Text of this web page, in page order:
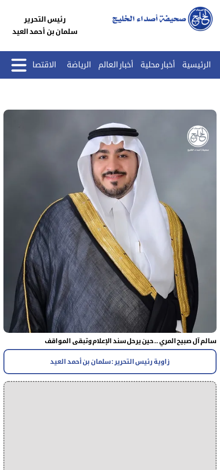
رئيس التحرير
سلمان بن أحمد العيد
الرئيسية أخبار محلية أخبار العالم الرياضة الاقتصاد
سالم آل صبيح المري .. حين يرحل سند الإعلام وتبقى المواقف
زاوية رئيس التحرير : سلمان بن أحمد العيد